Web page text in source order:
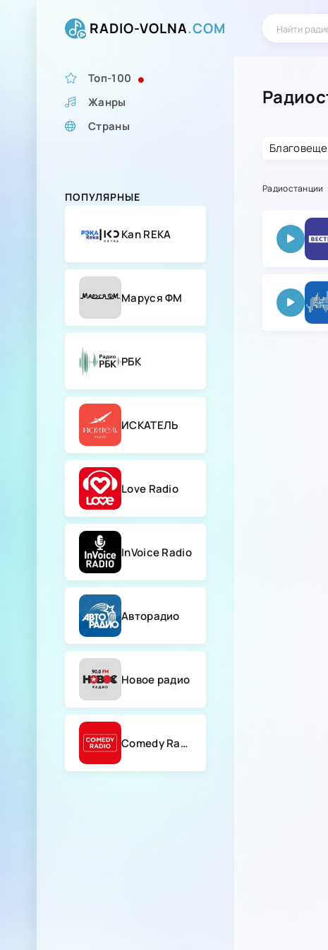
RADIO-VOLNA.COM
Топ-100
Жанры
Страны
ПОПУЛЯРНЫЕ
Kan REKA
Маруся ФМ
РБК
ИСКАТЕЛЬ
Love Radio
InVoice Radio
Авторадио
Новое радио
Comedy Radio
Радиостанции